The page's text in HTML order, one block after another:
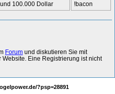
100.000 Dollar
!bacon
Forum und diskutieren Sie mit
Eine Registrierung ist nicht
?psp=28891